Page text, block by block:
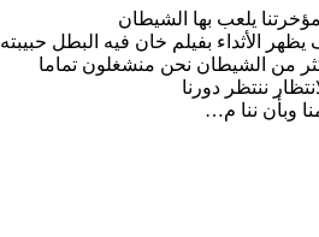
يلعب بها الشيطان
الأثداء بفيلم خان فيه البطل حبيبته
من الشيطان نحن منشغلون تماما
ننتظر دورنا
وبأن ننا م…